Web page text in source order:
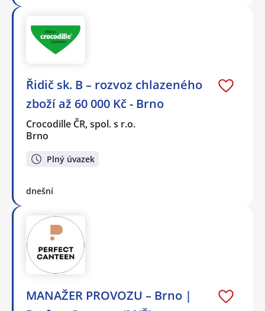
Řidič sk. B – rozvoz chlazeného
zboží až 60 000 Kč - Brno
Crocodille ČR, spol. s r.o.
Brno
Plný úvazek
dnešní
MANAŽER PROVOZU – Brno |